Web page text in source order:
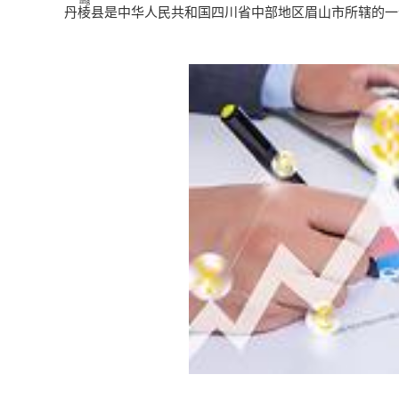
丹棱县是中华人民共和国四川省中部地区眉山市所辖的